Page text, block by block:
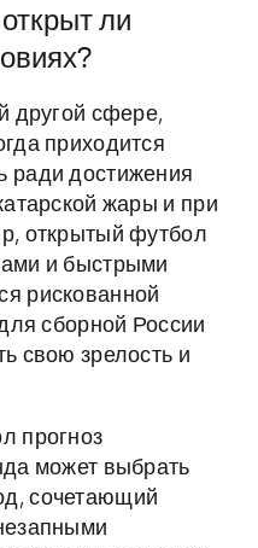
ли
другой сфере,
приходится
ради достижения
жары и при
открытый футбол
и быстрыми
рискованной
сборной России
свою зрелость и
прогноз
может выбрать
сочетающий